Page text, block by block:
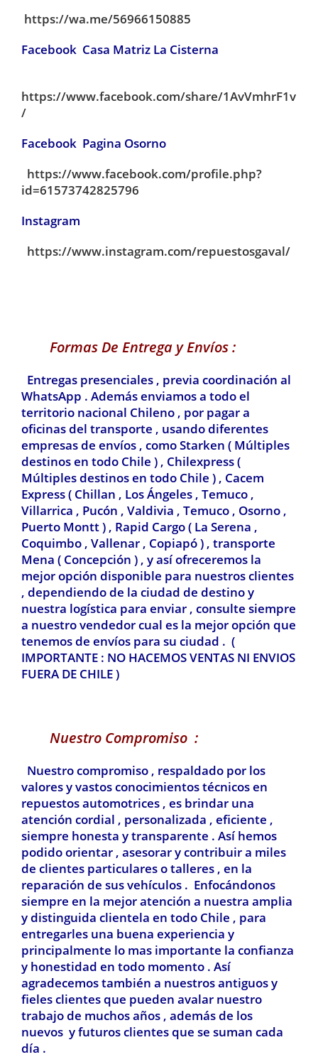
https://wa.me/56966150885
Facebook Casa Matriz La Cisterna
https://www.facebook.com/share/1AvVmhrF1v
/
Facebook Pagina Osorno
https://www.facebook.com/profile.php?
id=61573742825796
Instagram
https://www.instagram.com/repuestosgaval/
Formas De Entrega y Envíos :
Entregas presenciales , previa coordinación al
WhatsApp . Además enviamos a todo el
territorio nacional Chileno , por pagar a
oficinas del transporte , usando diferentes
empresas de envíos , como Starken ( Múltiples
destinos en todo Chile ) , Chilexpress(
Múltiples destinos en todo Chile ) , Cacem
Express ( Chillan , Los Ángeles , Temuco ,
Villarrica , Pucón , Valdivia , Temuco , Osorno ,
Puerto Montt ) , Rapid Cargo ( La Serena ,
Coquimbo , Vallenar , Copiapó ) , transporte
Mena ( Concepción ) , y así ofreceremos la
mejor opción disponible para nuestros clientes
, dependiendo de la ciudad de destino y
nuestra logística para enviar , consulte siempre
a nuestro vendedor cual es la mejor opción que
tenemos de envíos para su ciudad . (
IMPORTANTE : NO HACEMOS VENTAS NI ENVIOS
FUERA DE CHILE )
Nuestro Compromiso :
Nuestro compromiso , respaldado por los
valores y vastos conocimientos técnicos en
repuestos automotrices , es brindar una
atención cordial , personalizada , eficiente ,
siempre honesta y transparente . Así hemos
podido orientar , asesorar y contribuir a miles
de clientes particulares o talleres , en la
reparación de sus vehículos . Enfocándonos
siempre en la mejor atención a nuestra amplia
y distinguida clientela en todo Chile , para
entregarles una buena experiencia y
principalmente lo mas importante la confianza
y honestidad en todo momento . Así
agradecemos también a nuestros antiguos y
fieles clientes que pueden avalar nuestro
trabajo de muchos años , además de los
nuevos y futuros clientes que se suman cada
día .